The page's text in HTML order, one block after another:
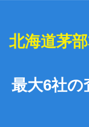
北海道茅
最大6社の